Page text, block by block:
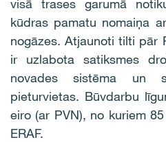
visā trases garumā
kūdras pamatu nomaiņa
nogāzes. Atjaunoti tilti pār
ir uzlabota satiksmes
novades sistēma un
pieturvietas. Būvdarbu
eiro (ar PVN), no kuriem
ERAF.